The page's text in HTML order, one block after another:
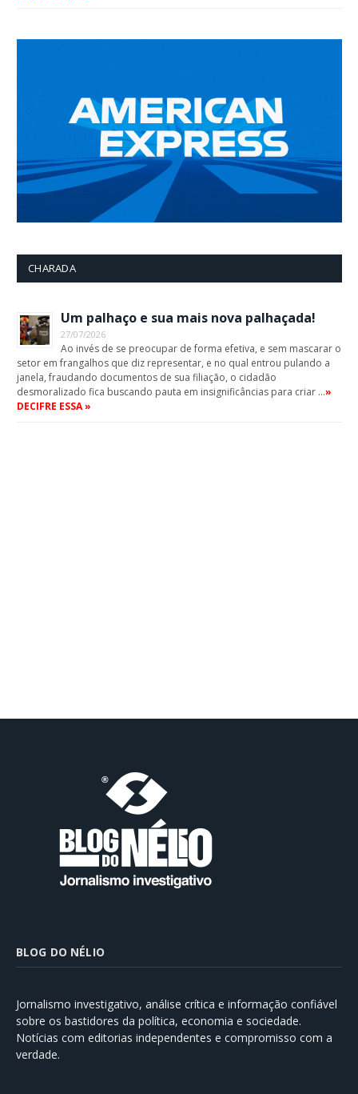
CHARADA
Um palhaço e sua mais nova palhaçada!
27/07/2026
Ao invés de se preocupar de forma efetiva, e sem mascarar o
setor em frangalhos que diz representar, e no qual entrou pulando a
janela, fraudando documentos de sua filiação, o cidadão
desmoralizado fica buscando pauta em insignificâncias para criar …»
DECIFRE ESSA »
BLOG DO NÉLIO
Jornalismo investigativo, análise crítica e informação confiável
sobre os bastidores da política, economia e sociedade.
Notícias com editorias independentes e compromisso com a
verdade.